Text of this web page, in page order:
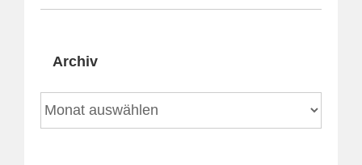
Archiv
Archiv